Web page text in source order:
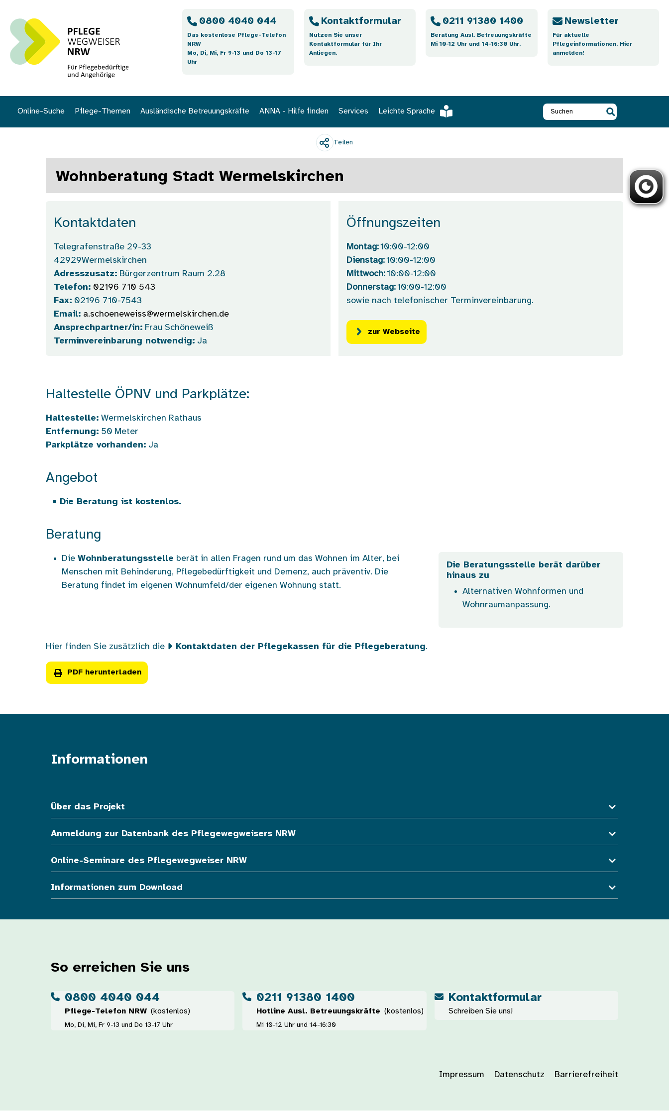
0800 4040 044
Das kostenlose Pflege-Telefon
NRW
Mo, Di, Mi, Fr 9-13 und Do 13-17
Uhr
Kontaktformular
Nutzen Sie unser
Kontaktformular für Ihr
Anliegen.
0211 91380 1400
Beratung Ausl. Betreuungskräfte
Mi 10-12 Uhr und 14-16:30 Uhr.
Newsletter
Für aktuelle
Pflegeinformationen. Hier
anmelden!
Online-Suche Pflege-Themen Ausländische Betreuungskräfte ANNA - Hilfe finden Services Leichte Sprache
Teilen
Wohnberatung Stadt Wermelskirchen
Kontaktdaten
Telegrafenstraße 29-33
42929Wermelskirchen
Adresszusatz: Bürgerzentrum Raum 2.28
Telefon: 02196 710 543
Fax: 02196 710-7543
Email: a.schoeneweiss@wermelskirchen.de
Ansprechpartner/in: Frau Schöneweiß
Terminvereinbarung notwendig: Ja
Öffnungszeiten
Montag:10:00-12:00
Dienstag:10:00-12:00
Mittwoch:10:00-12:00
Donnerstag:10:00-12:00
sowie nach telefonischer Terminvereinbarung.
zur Webseite
Haltestelle ÖPNV und Parkplätze:
Haltestelle: Wermelskirchen Rathaus
Entfernung: 50 Meter
Parkplätze vorhanden: Ja
Angebot
Die Beratung ist kostenlos.
Beratung
Die Wohnberatungsstelle berät in allen Fragen rund um das Wohnen im Alter, bei
Menschen mit Behinderung, Pflegebedürftigkeit und Demenz, auch präventiv. Die
Beratung findet im eigenen Wohnumfeld/der eigenen Wohnung statt.
Die Beratungsstelle berät darüber
hinaus zu
Alternativen Wohnformen und
Wohnraumanpassung.
Hier finden Sie zusätzlich die Kontaktdaten der Pflegekassen für die Pflegeberatung.
PDF herunterladen
Informationen
Über das Projekt
Anmeldung zur Datenbank des Pflegewegweisers NRW
Online-Seminare des Pflegewegweiser NRW
Informationen zum Download
So erreichen Sie uns
0800 4040 044
Pflege-Telefon NRW (kostenlos)
Mo, Di, Mi, Fr 9-13 und Do 13-17 Uhr
0211 91380 1400
Hotline Ausl. Betreuungskräfte (kostenlos)
Mi 10-12 Uhr und 14-16:30
Kontaktformular
Schreiben Sie uns!
Impressum Datenschutz Barrierefreiheit